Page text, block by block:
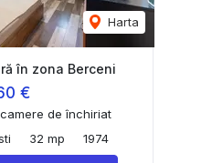
Harta
în zona Berceni
€
de închiriat
32 mp 1974